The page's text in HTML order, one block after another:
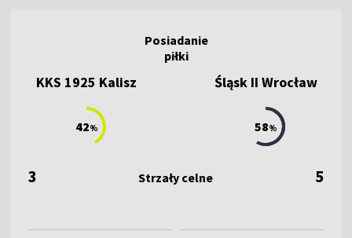
42%
KKS 1925 Kalisz Śląsk II Wrocław
58%
3 5